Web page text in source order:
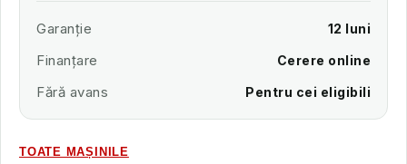
Garanție 12 luni
Finanțare Cerere online
Fără avans Pentru cei eligibili
TOATE MAȘINILE